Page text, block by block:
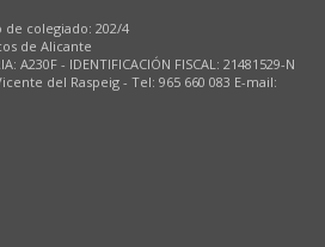
de colegiado: 202/4
de Alicante
A230F - IDENTIFICACIÓN FISCAL: 21481529-N
del Raspeig - Tel: 965 660 083 E-mail: